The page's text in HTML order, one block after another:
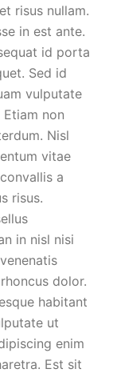
risus nullam.
in est ante.
id porta
Sed id
vulputate
non
Nisl
vitae
a
risus.
in nisl nisi
dolor.
habitant
ut
enim
Est sit